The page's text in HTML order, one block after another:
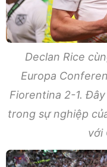
Declan Rice
Europa
Fiorentina 2-1.
trong sự nghiệp
với